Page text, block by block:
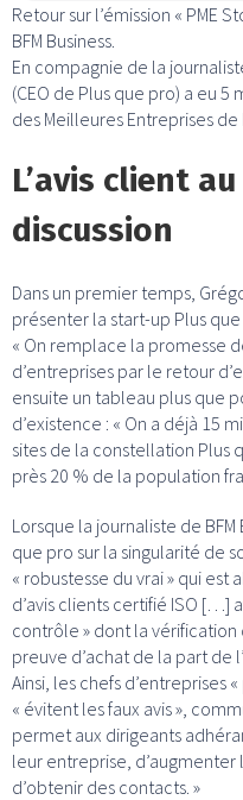
Retour sur l’émission « PME
BFM Business.
En compagnie de la
(CEO de Plus que pro) a eu
des Meilleures Entreprises de
L’avis client
discussion
Dans un premier temps,
présenter la start-up Plus
« On remplace la promesse
d’entreprises par le retour
ensuite un tableau plus que
d’existence : « On a déjà 15
sites de la constellation Plus
près 20 % de la population
Lorsque la journaliste de
que pro sur la singularité de
« robustesse du vrai » qui est
d’avis clients certifié ISO […]
contrôle » dont la
preuve d’achat de la part de
Ainsi, les chefs d’entreprises
« évitent les faux avis »,
permet aux dirigeants
leur entreprise,
d’obtenir des contacts. »